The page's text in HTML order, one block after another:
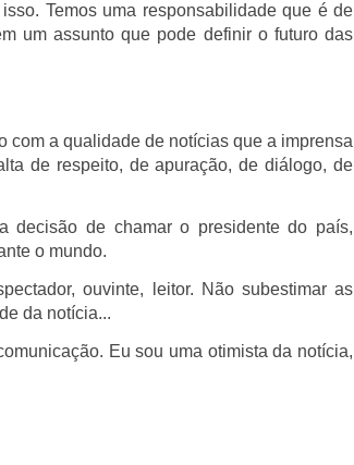
Temos uma responsabilidade que é de
um assunto que pode definir o futuro das
com a qualidade de notícias que a imprensa
de respeito, de apuração, de diálogo, de
decisão de chamar o presidente do país,
o mundo.
ouvinte, leitor. Não subestimar as
da notícia...
Eu sou uma otimista da notícia,